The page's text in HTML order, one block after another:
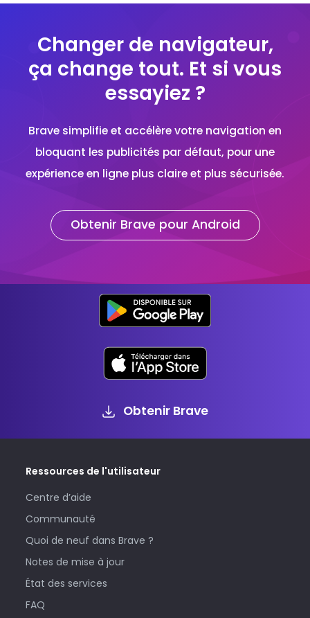
Changer de navigateur,
ça change tout. Et si vous
essayiez ?
Brave simplifie et accélère votre navigation en
bloquant les publicités par défaut, pour une
expérience en ligne plus claire et plus sécurisée.
Obtenir Brave pour Android
Obtenir Brave
Ressources de l'utilisateur
Centre d’aide
Communauté
Quoi de neuf dans Brave ?
Notes de mise à jour
État des services
FAQ